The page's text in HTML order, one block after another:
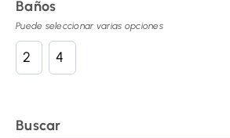
Baños
2 4
Buscar